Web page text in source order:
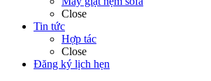
Close
Tin tức
Hợp tác
Close
Đăng ký lịch hẹn